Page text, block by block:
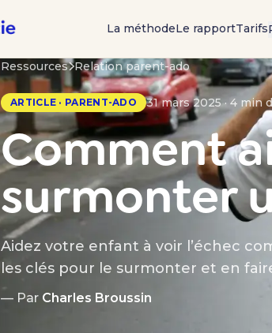
La méthodeLe rapportTarifs
Ressources Relation parent-ado
ARTICLE · PARENT-ADO 31 mars 2025 · 4 min
Comment
surmonter
Aidez votre enfant à voir l’échec
les clés pour le surmonter et en
— Par Charles Broussin